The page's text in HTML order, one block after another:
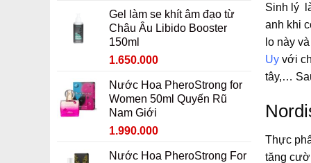
là:
1.190.000 ₫.
tại
là:
Gel làm se khít âm đạo từ
Châu Âu Libido Booster
150ml
Giá
là:
1.850.000 ₫.
1.650.000
tại
là:
Nước Hoa PheroStrong for
Women 50ml Quyến Rũ
Nam Giới
Giá
là:
1.990.000
tại
Nước Hoa PheroStrong For
Sinh lý
anh khi
lo này
Uy với
tây,…
Thực
tăng